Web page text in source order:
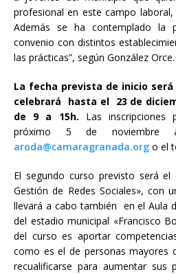
profesional en este campo
Además se ha contemplado la
convenio con distintos
las prácticas”, según González Orce.
La fecha prevista de inicio
celebrará hasta el 23 de
de 9 a 15h. Las inscripciones
próximo 5 de noviembre
aroda@camaragranada.org o el
El segundo curso previsto será el
Gestión de Redes Sociales», con
llevará a cabo también en el Aula
del estadio municipal «Francisco
del curso es aportar
como es el de personas mayores
recualificarse para aumentar sus